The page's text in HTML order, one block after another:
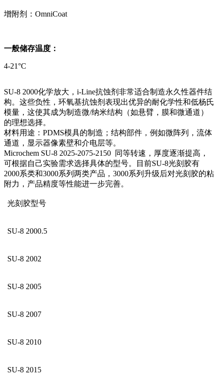
增附剂：OmniCoat
一般储存温度：
4-21°C
SU-8 2000化学放大，i-Line抗蚀剂非常适合制造永久性器件结
构。这些负性，环氧基抗蚀剂表现出优异的耐化学性和低杨氏
模量，这使其成为制造微/纳米结构（如悬臂，膜和微通道）
的理想选择。
材料用途：PDMS模具的制造；结构部件，例如微阵列，流体
通道，显示器像素壁和介电层等。
Microchem SU-8 2025-2075-2150 同等转速，厚度逐渐提高，
可根据自己实验需求选择具体的型号。目前SU-8光刻胶有
2000系类和3000系列两类产品，3000系列升级后对光刻胶的粘
附力，产品精度等性能进一步完善。
光刻胶型号
SU-8 2000.5
SU-8 2002
SU-8 2005
SU-8 2007
SU-8 2010
SU-8 2015